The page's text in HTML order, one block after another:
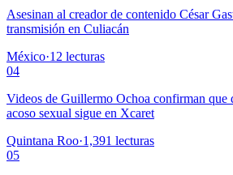
Asesinan al creador de contenido César
transmisión en Culiacán
México·12 lecturas
04
Videos de Guillermo Ochoa confirman que
acoso sexual sigue en Xcaret
Quintana Roo·1,391 lecturas
05